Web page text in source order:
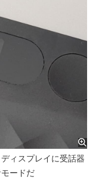
ィスプレイに受話器
ードだ